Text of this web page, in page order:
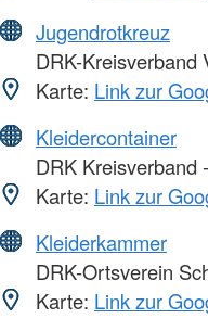
Jugendrotkreuz
DRK-Kreisverband
Karte: Link zur
Kleidercontainer
DRK Kreisverband
Karte: Link zur
Kleiderkammer
DRK-Ortsverein
Karte: Link zur